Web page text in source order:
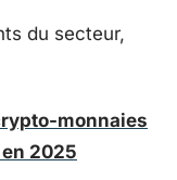
du secteur,
monnaies
2025